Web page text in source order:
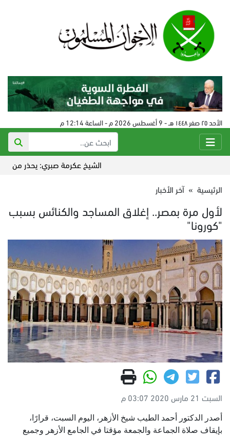
الأحد ٢٥ صفر ١٤٤٨ هـ - 9 أغسطس 2026 م - الساعة 12:14 م
الشيخ عكرمة صبري: يحذر من مساعي
الرئيسية » آخر الأخبار
لأول مرة بمصر.. إغلاق المساجد والكنائس بسبب
"كورونا"
السبت 21 مارس 2020 03:07 م
أصدر الدكتور أحمد الطيب شيخ الأزهر، اليوم السبت، قرارًا،
بإيقاف صلاة الجماعة والجمعة مؤقتا في الجامع الأزهر وجميع